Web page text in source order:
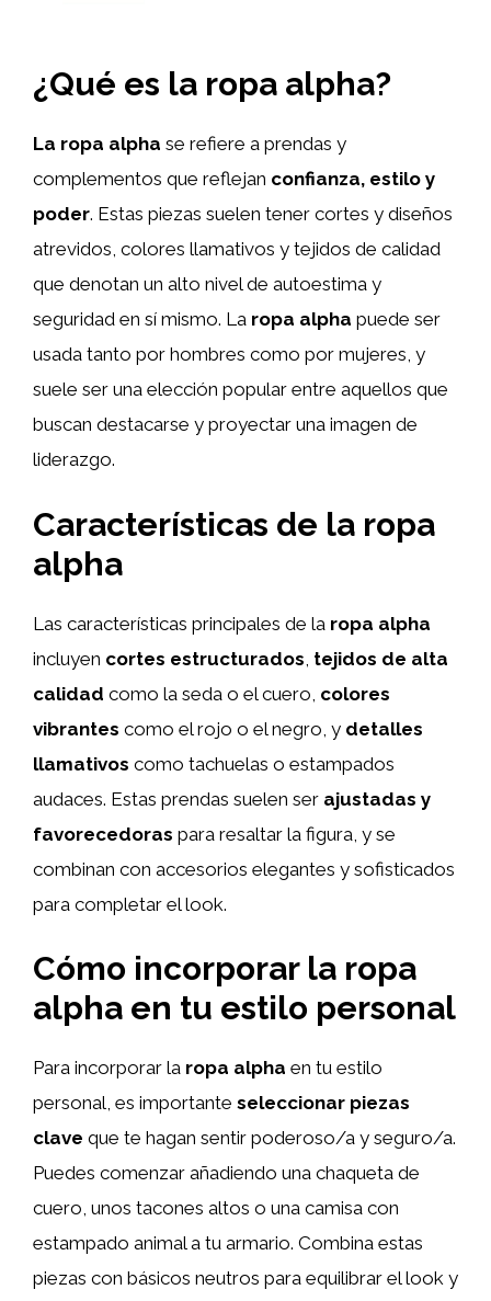
¿Qué es la ropa alpha?
La ropa alpha se refiere a prendas y
complementos que reflejan confianza, estilo y
poder. Estas piezas suelen tener cortes y diseños
atrevidos, colores llamativos y tejidos de calidad
que denotan un alto nivel de autoestima y
seguridad en sí mismo. La ropa alpha puede ser
usada tanto por hombres como por mujeres, y
suele ser una elección popular entre aquellos que
buscan destacarse y proyectar una imagen de
liderazgo.
Características de la ropa
alpha
Las características principales de la ropa alpha
incluyen cortes estructurados tejidos de alta
calidad como la seda o el cuero, colores
vibrantes como el rojo o el negro, y detalles
llamativos como tachuelas o estampados
audaces. Estas prendas suelen ser ajustadas y
favorecedoras para resaltar la figura, y se
combinan con accesorios elegantes y sofisticados
para completar el look.
Cómo incorporar la ropa
alpha en tu estilo personal
Para incorporar la ropa alpha en tu estilo
personal, es importante seleccionar piezas
clave que te hagan sentir poderoso/a y seguro/a.
Puedes comenzar añadiendo una chaqueta de
cuero, unos tacones altos o una camisa con
estampado animal a tu armario. Combina estas
piezas con básicos neutros para equilibrar el look y